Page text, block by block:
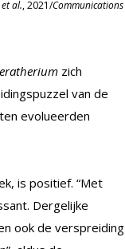
et al., 2021/Communications
zich
van de
evolueerden
is positief. “Met
Dergelijke
ook de verspreiding